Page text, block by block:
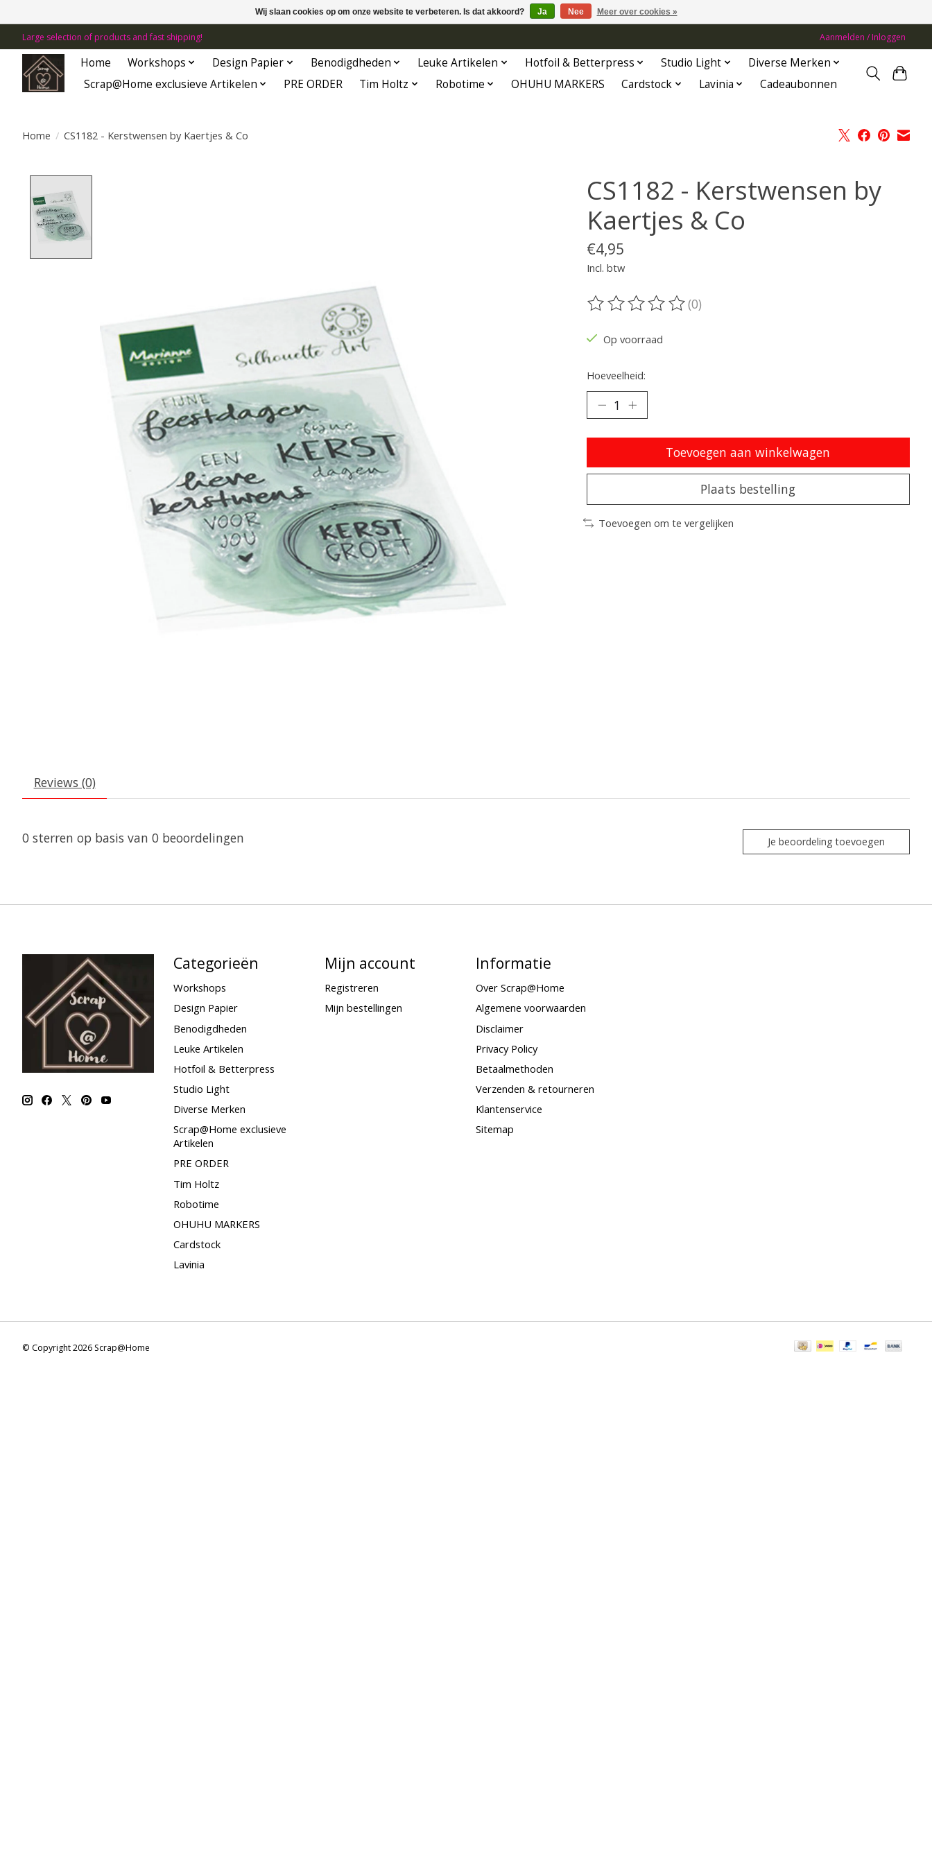
Large selection of products and fast shipping! Aanmelden / Inloggen
Home Workshops Design Papier Benodigdheden Leuke Artikelen Hotfoil & Betterpress Studio Light
Diverse Merken
Scrap@Home exclusieve Artikelen
PRE ORDER Tim Holtz Robotime OHUHU MARKERS Cardstock Lavinia Cadeaubonnen
Home / CS1182 - Kerstwensen by Kaertjes & Co
CS1182 - Kerstwensen by
Kaertjes & Co
€4,95
Incl. btw
De beoordeling van dit product is
(0)
Op voorraad
Hoeveelheid:
Toevoegen aan winkelwagen
Plaats bestelling
Toevoegen om te vergelijken
Reviews (0)
0 sterren op basis van 0 beoordelingen Je beoordeling toevoegen
Categorieën
Workshops
Design Papier
Benodigdheden
Leuke Artikelen
Hotfoil & Betterpress
Studio Light
Diverse Merken
Scrap@Home exclusieve
Artikelen
PRE ORDER
Tim Holtz
Robotime
OHUHU MARKERS
Cardstock
Lavinia
Mijn account
Registreren
Mijn bestellingen
Informatie
Over Scrap@Home
Algemene voorwaarden
Disclaimer
Privacy Policy
Betaalmethoden
Verzenden & retourneren
Klantenservice
Sitemap
© Copyright 2026 Scrap@Home
Wij slaan cookies op om onze website te verbeteren. Is dat akkoord? Ja Nee Meer over cookies »